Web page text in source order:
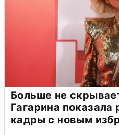
Больше не
Гагарина
кадры с новым